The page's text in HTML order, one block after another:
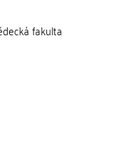
fakulta